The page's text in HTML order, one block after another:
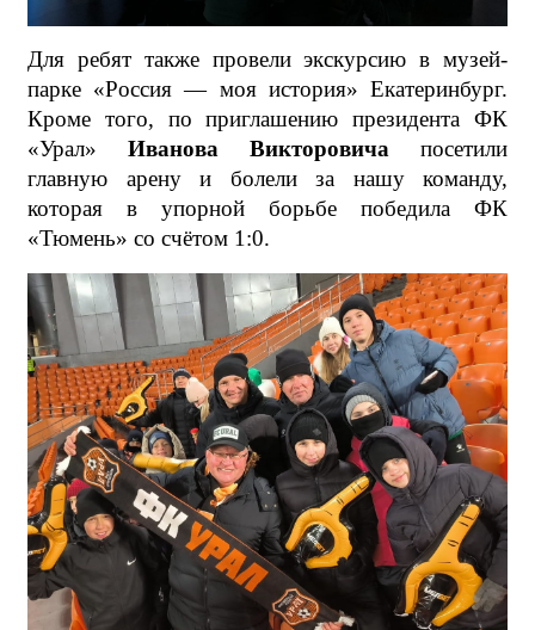
Для ребят также провели экскурсию в музей-
парке «Россия — моя история» Екатеринбург.
Кроме того, по приглашению президента ФК
«Урал» Иванова Викторовича посетили
главную арену и болели за нашу команду,
которая в упорной борьбе победила ФК
«Тюмень» со счётом 1:0.